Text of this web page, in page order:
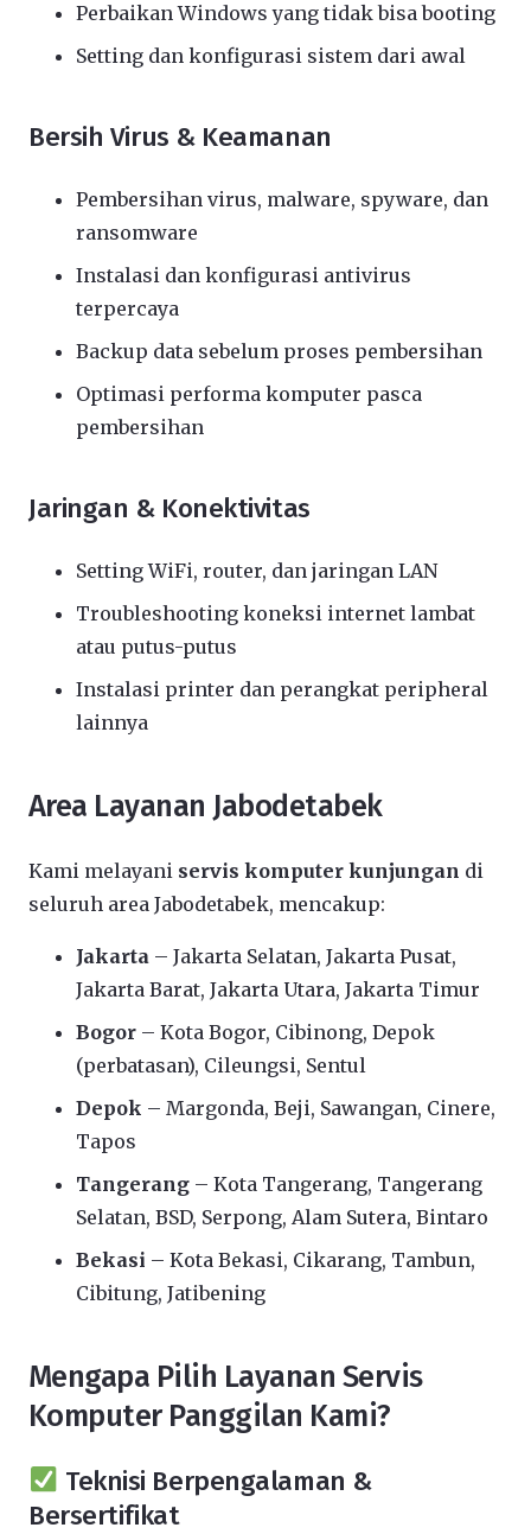
Perbaikan Windows yang tidak bisa booting
Setting dan konfigurasi sistem dari awal
Bersih Virus & Keamanan
Pembersihan virus, malware, spyware, dan
ransomware
Instalasi dan konfigurasi antivirus
terpercaya
Backup data sebelum proses pembersihan
Optimasi performa komputer pasca
pembersihan
Jaringan & Konektivitas
Setting WiFi, router, dan jaringan LAN
Troubleshooting koneksi internet lambat
atau putus-putus
Instalasi printer dan perangkat peripheral
lainnya
Area Layanan Jabodetabek
Kami melayani servis komputer kunjungan di
seluruh area Jabodetabek, mencakup:
Jakarta – Jakarta Selatan, Jakarta Pusat,
Jakarta Barat, Jakarta Utara, Jakarta Timur
Bogor – Kota Bogor, Cibinong, Depok
(perbatasan), Cileungsi, Sentul
Depok – Margonda, Beji, Sawangan, Cinere,
Tapos
Tangerang – Kota Tangerang, Tangerang
Selatan, BSD, Serpong, Alam Sutera, Bintaro
Bekasi – Kota Bekasi, Cikarang, Tambun,
Cibitung, Jatibening
Mengapa Pilih Layanan Servis
Komputer Panggilan Kami?
Teknisi Berpengalaman &
Bersertifikat